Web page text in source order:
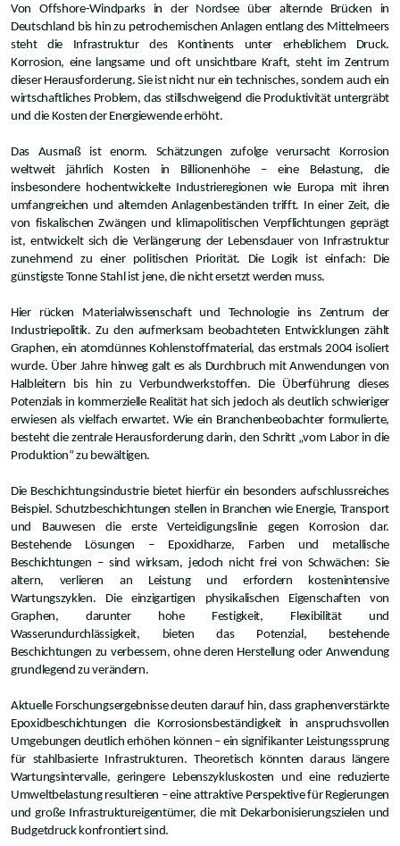
Von Offshore-Windparks in der Nordsee über alternde Brücken in
Deutschland bis hin zu petrochemischen Anlagen entlang des Mittelmeers
steht die Infrastruktur des Kontinents unter erheblichem Druck.
Korrosion, eine langsame und oft unsichtbare Kraft, steht im Zentrum
dieser Herausforderung. Sie ist nicht nur ein technisches, sondern auch ein
wirtschaftliches Problem, das stillschweigend die Produktivität untergräbt
und die Kosten der Energiewende erhöht.
Das Ausmaß ist enorm. Schätzungen zufolge verursacht Korrosion
weltweit jährlich Kosten in Billionenhöhe – eine Belastung, die
insbesondere hochentwickelte Industrieregionen wie Europa mit ihren
umfangreichen und alternden Anlagenbeständen trifft. In einer Zeit, die
von fiskalischen Zwängen und klimapolitischen Verpflichtungen geprägt
ist, entwickelt sich die Verlängerung der Lebensdauer von Infrastruktur
zunehmend zu einer politischen Priorität. Die Logik ist einfach: Die
günstigste Tonne Stahl ist jene, die nicht ersetzt werden muss.
Hier rücken Materialwissenschaft und Technologie ins Zentrum der
Industriepolitik. Zu den aufmerksam beobachteten Entwicklungen zählt
Graphen, ein atomdünnes Kohlenstoffmaterial, das erstmals 2004 isoliert
wurde. Über Jahre hinweg galt es als Durchbruch mit Anwendungen von
Halbleitern bis hin zu Verbundwerkstoffen. Die Überführung dieses
Potenzials in kommerzielle Realität hat sich jedoch als deutlich schwieriger
erwiesen als vielfach erwartet. Wie ein Branchenbeobachter formulierte,
besteht die zentrale Herausforderung darin, den Schritt „vom Labor in die
Produktion“ zu bewältigen.
Die Beschichtungsindustrie bietet hierfür ein besonders aufschlussreiches
Beispiel. Schutzbeschichtungen stellen in Branchen wie Energie, Transport
und Bauwesen die erste Verteidigungslinie gegen Korrosion dar.
Bestehende Lösungen – Epoxidharze, Farben und metallische
Beschichtungen – sind wirksam, jedoch nicht frei von Schwächen: Sie
altern, verlieren an Leistung und erfordern kostenintensive
Wartungszyklen. Die einzigartigen physikalischen Eigenschaften von
Graphen, darunter hohe Festigkeit, Flexibilität und
Wasserundurchlässigkeit, bieten das Potenzial, bestehende
Beschichtungen zu verbessern, ohne deren Herstellung oder Anwendung
grundlegend zu verändern.
Aktuelle Forschungsergebnisse deuten darauf hin, dass graphenverstärkte
Epoxidbeschichtungen die Korrosionsbeständigkeit in anspruchsvollen
Umgebungen deutlich erhöhen können – ein signifikanter Leistungssprung
für stahlbasierte Infrastrukturen. Theoretisch könnten daraus längere
Wartungsintervalle, geringere Lebenszykluskosten und eine reduzierte
Umweltbelastung resultieren – eine attraktive Perspektive für Regierungen
und große Infrastruktureigentümer, die mit Dekarbonisierungszielen und
Budgetdruck konfrontiert sind.